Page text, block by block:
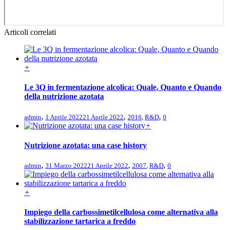
Articoli correlati
+
Le 3Q in fermentazione alcolica: Quale, Quanto e Quando
della nutrizione azotata
admin, 1 Aprile 202221 Aprile 2022, 2016 R&D, 0
+
Nutrizione azotata: una case history
admin, 31 Marzo 202221 Aprile 2022, 2007, R&D, 0
+
Impiego della carbossimetilcellulosa come alternativa alla
stabilizzazione tartarica a freddo